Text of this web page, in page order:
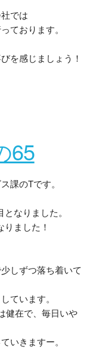
では
ております。
を感じましょう！
65
課のTです。
なりました。
ました！
しずつ落ち着いて
ています。
健在で、毎日いや
いきますー。